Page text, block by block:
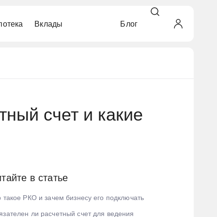
Вклады Блог
счет и какие
в статье
такое РКО и зачем бизнесу его подключать
ли расчетный счет для ведения